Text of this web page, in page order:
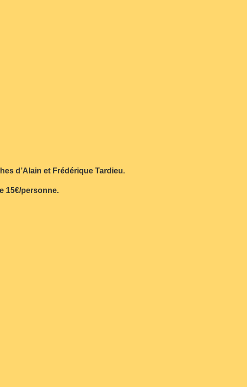
d’Alain et Frédérique Tardieu.
15€/personne.